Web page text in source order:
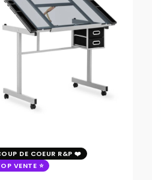
DE COEUR R&P
VENTE